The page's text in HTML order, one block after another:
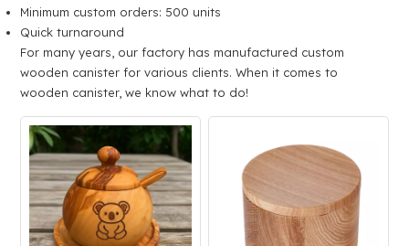
Minimum custom orders: 500 units
Quick turnaround
For many years, our factory has manufactured custom
wooden canister for various clients. When it comes to
wooden canister, we know what to do!